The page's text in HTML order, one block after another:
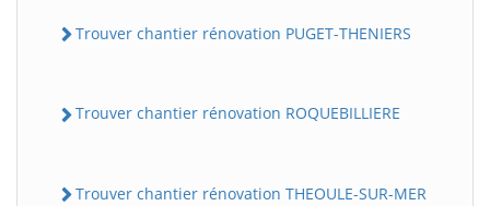
Trouver chantier rénovation PUGET-THENIERS
Trouver chantier rénovation ROQUEBILLIERE
Trouver chantier rénovation THEOULE-SUR-MER